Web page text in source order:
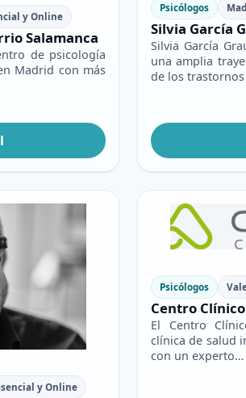
y Online
Salamanca
de psicología
Madrid con más
Psicólogos
Silvia García
Silvia García
una amplia
de los
y Online
Psicólogos
Centro
El Centro
clínica de salud
con un experto…